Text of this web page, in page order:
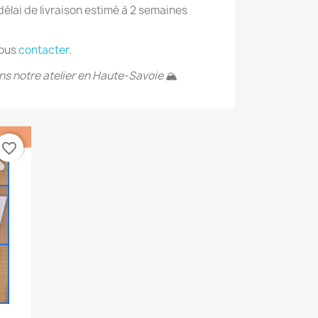
de livraison estimé à 2 semaines
contacter.
notre atelier en Haute-Savoie🏔
favorite_border